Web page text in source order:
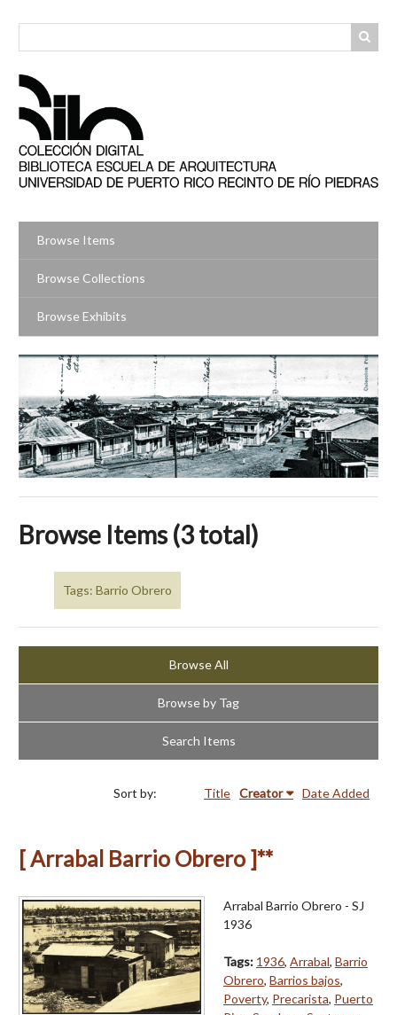
Browse Items
Browse Collections
Browse Exhibits
Browse Items (3 total)
Tags: Barrio Obrero
Browse All
Browse by Tag
Search Items
Sort by: Title Creator Date Added
[ Arrabal Barrio Obrero ]**
Arrabal Barrio Obrero - SJ
1936
Tags: 1936, Arrabal, Barrio
Obrero, Barrios bajos,
Poverty, Precarista, Puerto